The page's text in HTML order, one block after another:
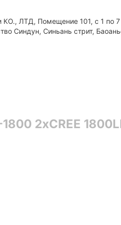
ЛТД, Помещение 101, с 1 по
Синдун, Синьань стрит,
2xCREE